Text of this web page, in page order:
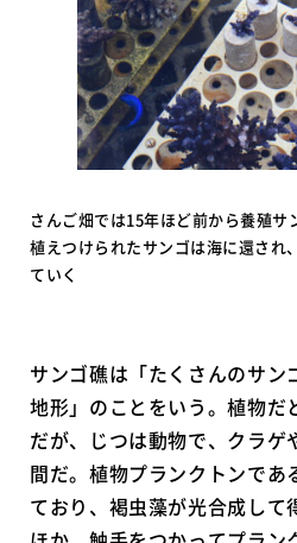
さんご畑では15年ほど前から養殖サ
植えつけられたサンゴは海に還され
ていく
サンゴ礁は「たくさんのサン
地形」のことをいう。植物だ
だが、じつは動物で、クラゲ
間だ。植物プランクトンであ
ており、褐虫藻が光合成して